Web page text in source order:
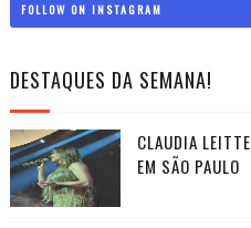
FOLLOW ON INSTAGRAM
DESTAQUES DA SEMANA!
CLAUDIA
EM SÃO PAULO